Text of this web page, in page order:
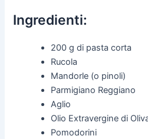
Ingredienti:
200 g di pasta corta
Rucola
Mandorle (o pinoli)
Parmigiano Reggiano
Aglio
Olio Extravergine di
Pomodorini